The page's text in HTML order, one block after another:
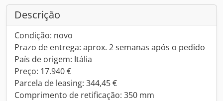
Descrição
Condição: novo
Prazo de entrega: aprox. 2 semanas após o pedido
País de origem: Itália
Preço: 17.940 €
Parcela de leasing: 344,45 €
Comprimento de retificação: 350 mm